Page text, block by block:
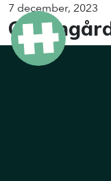
7 december, 2023